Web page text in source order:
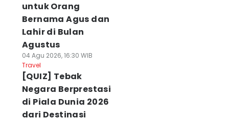
untuk Orang
Bernama Agus dan
Lahir di Bulan
Agustus
04 Agu 2026, 16:30 WIB
Travel
[QUIZ] Tebak
Negara Berprestasi
di Piala Dunia 2026
dari Destinasi